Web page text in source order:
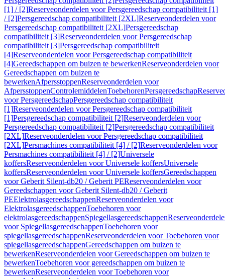
[1] / [2]Reserveonderdelen voor Persgereedschap compatibiliteit [1]
/ [2]Persgereedschap compatibiliteit [2XL]Reserveonderdelen voor
Persgereedschap compatibiliteit [2XL]Persgereedschap
compatibiliteit [3]Reserveonderdelen voor Persgereedschap
compatibiliteit [3]Persgereedschap compatibiliteit
[4]Reserveonderdelen voor Persgereedschap compatibiliteit
[4]Gereedschappen om buizen te bewerkenReserveonderdelen voor
Gereedschappen om buizen te
bewerkenAfpersstoppenReserveonderdelen voor
AfpersstoppenControlemiddelenToebehorenPersgereedschap
voor PersgereedschapPersgereedschap compatibiliteit
[1]Reserveonderdelen voor Persgereedschap compatibiliteit
[1]Persgereedschap compatibiliteit [2]Reserveonderdelen voor
Persgereedschap compatibiliteit [2]Persgereedschap compatibiliteit
[2XL]Reserveonderdelen voor Persgereedschap compatibiliteit
[2XL]Persmachines compatibiliteit [4] / [2]Reserveonderdelen voor
Persmachines compatibiliteit [4] / [2]Universele
koffersReserveonderdelen voor Universele koffersUniversele
koffersReserveonderdelen voor Universele koffersGereedschappen
voor Geberit Silent-db20 / Geberit PEReserveonderdelen voor
Gereedschappen voor Geberit Silent-db20 / Geberit
PEElektrolasgereedschappenReserveonderdelen voor
ElektrolasgereedschappenToebehoren voor
elektrolasgereedschappenSpiegellasgereedschappen
voor SpiegellasgereedschappenToebehoren voor
spiegellasgereedschappenReserveonderdelen voor Toebehoren voor
spiegellasgereedschappenGereedschappen om buizen te
bewerkenReserveonderdelen voor Gereedschappen om buizen te
bewerkenToebehoren voor gereedschappen om buizen te
bewerkenReserveonderdelen voor Toebehoren voor